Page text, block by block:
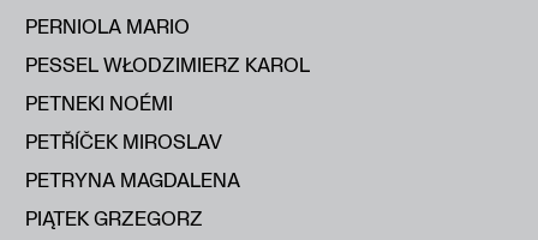
PERNIOLA MARIO
PESSEL WŁODZIMIERZ KAROL
PETNEKI NOÉMI
PETŘÍČEK MIROSLAV
PETRYNA MAGDALENA
PIĄTEK GRZEGORZ